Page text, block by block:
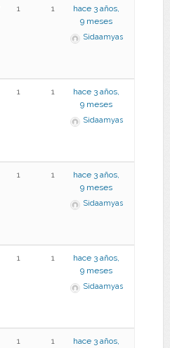
1 1
hace 3 años,
9 meses
Sidaamyas
1 1
hace 3 años,
9 meses
Sidaamyas
1 1
hace 3 años,
9 meses
Sidaamyas
1 1
hace 3 años,
9 meses
Sidaamyas
1 1
hace 3 años,